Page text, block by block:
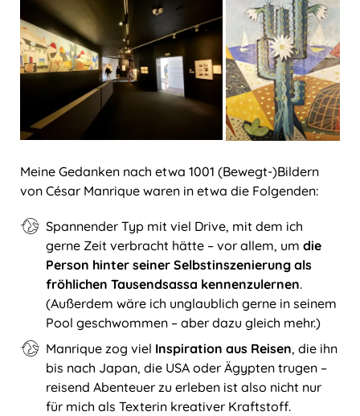
Meine Gedanken nach etwa 1001 (Bewegt-)Bildern
von César Manrique waren in etwa die Folgenden:
Spannender Typ mit viel Drive, mit dem ich
gerne Zeit verbracht hätte – vor allem, um die
Person hinter seiner Selbstinszenierung als
fröhlichen Tausendsassa kennenzulernen.
(Außerdem wäre ich unglaublich gerne in seinem
Pool geschwommen – aber dazu gleich mehr.)
Manrique zog viel Inspiration aus Reisen, die ihn
bis nach Japan, die USA oder Ägypten trugen –
reisend Abenteuer zu erleben ist also nicht nur
für mich als Texterin kreativer Kraftstoff.